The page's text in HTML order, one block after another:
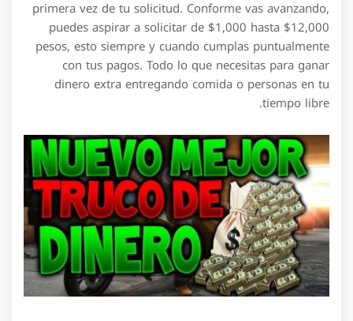
primera vez de tu solicitud. Conforme vas avanzando,
puedes aspirar a solicitar de $1,000 hasta $12,000
pesos, esto siempre y cuando cumplas puntualmente
con tus pagos. Todo lo que necesitas para ganar
dinero extra entregando comida o personas en tu
tiempo libre.